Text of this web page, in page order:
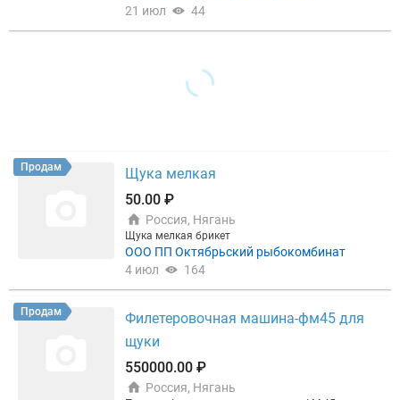
21 июл
44
Продам
Щука мелкая
50.00 ₽
Россия, Нягань
Щука мелкая брикет
ООО ПП Октябрьский рыбокомбинат
4 июл
164
Продам
Филетеровочная машина-фм45 для
щуки
550000.00 ₽
Россия, Нягань